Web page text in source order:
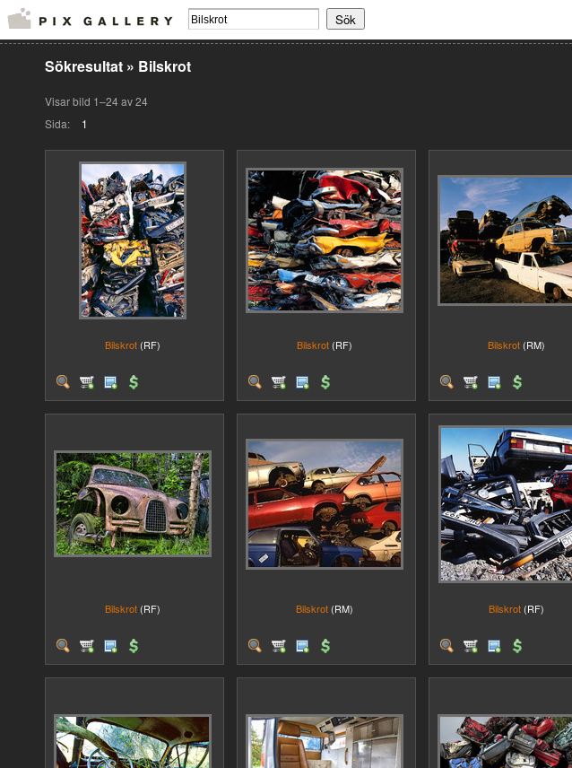
Sökresultat » Bilskrot
Visar bild 1–24 av 24
Sida:
1
Bilskrot (RF) Bilskrot (RF) Bilskrot (RM)
Bilskrot (RF) Bilskrot (RM) Bilskrot (RF)